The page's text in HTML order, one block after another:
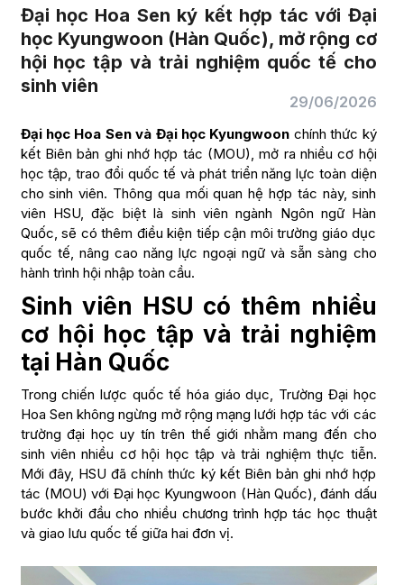
Đại học Hoa Sen ký kết hợp tác với Đại
học Kyungwoon (Hàn Quốc), mở rộng cơ
hội học tập và trải nghiệm quốc tế cho
sinh viên
29/06/2026
Đại học Hoa Sen và Đại học Kyungwoon chính thức ký
kết Biên bản ghi nhớ hợp tác (MOU), mở ra nhiều cơ hội
học tập, trao đổi quốc tế và phát triển năng lực toàn diện
cho sinh viên. Thông qua mối quan hệ hợp tác này, sinh
viên HSU, đặc biệt là sinh viên ngành Ngôn ngữ Hàn
Quốc, sẽ có thêm điều kiện tiếp cận môi trường giáo dục
quốc tế, nâng cao năng lực ngoại ngữ và sẵn sàng cho
hành trình hội nhập toàn cầu.
Sinh viên HSU có thêm nhiều
cơ hội học tập và trải nghiệm
tại Hàn Quốc
Trong chiến lược quốc tế hóa giáo dục, Trường Đại học
Hoa Sen không ngừng mở rộng mạng lưới hợp tác với các
trường đại học uy tín trên thế giới nhằm mang đến cho
sinh viên nhiều cơ hội học tập và trải nghiệm thực tiễn.
Mới đây, HSU đã chính thức ký kết Biên bản ghi nhớ hợp
tác (MOU) với Đại học Kyungwoon (Hàn Quốc), đánh dấu
bước khởi đầu cho nhiều chương trình hợp tác học thuật
và giao lưu quốc tế giữa hai đơn vị.